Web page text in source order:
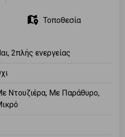
Τοποθεσία
2πλής ενεργείας
Ντουζιέρα, Με Παράθυρο,